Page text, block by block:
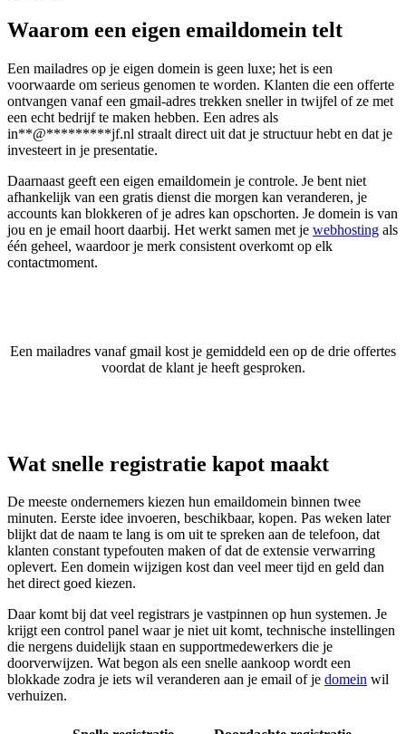
Waarom een eigen emaildomein telt
Een mailadres op je eigen domein is geen luxe; het is een
voorwaarde om serieus genomen te worden. Klanten die een offerte
ontvangen vanaf een gmail-adres trekken sneller in twijfel of ze met
een echt bedrijf te maken hebben. Een adres als
in**@*********jf.nl straalt direct uit dat je structuur hebt en dat je
investeert in je presentatie.
Daarnaast geeft een eigen emaildomein je controle. Je bent niet
afhankelijk van een gratis dienst die morgen kan veranderen, je
accounts kan blokkeren of je adres kan opschorten. Je domein is van
jou en je email hoort daarbij. Het werkt samen met je webhosting als
één geheel, waardoor je merk consistent overkomt op elk
contactmoment.
Een mailadres vanaf gmail kost je gemiddeld een op de drie offertes
voordat de klant je heeft gesproken.
Wat snelle registratie kapot maakt
De meeste ondernemers kiezen hun emaildomein binnen twee
minuten. Eerste idee invoeren, beschikbaar, kopen. Pas weken later
blijkt dat de naam te lang is om uit te spreken aan de telefoon, dat
klanten constant typefouten maken of dat de extensie verwarring
oplevert. Een domein wijzigen kost dan veel meer tijd en geld dan
het direct goed kiezen.
Daar komt bij dat veel registrars je vastpinnen op hun systemen. Je
krijgt een control panel waar je niet uit komt, technische instellingen
die nergens duidelijk staan en supportmedewerkers die je
doorverwijzen. Wat begon als een snelle aankoop wordt een
blokkade zodra je iets wil veranderen aan je email of je domein wil
verhuizen.